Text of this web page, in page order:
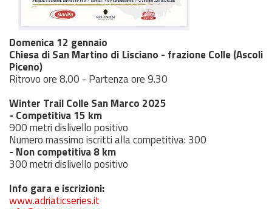
Domenica 12 gennaio
Chiesa di San Martino di Lisciano - frazione Colle (Ascoli
Piceno)
Ritrovo ore 8.00 - Partenza ore 9.30
Winter Trail Colle San Marco 2025
- Competitiva 15 km
900 metri dislivello positivo
Numero massimo iscritti alla competitiva: 300
- Non competitiva 8 km
300 metri dislivello positivo
Info gara e iscrizioni:
www.adriaticseries.it